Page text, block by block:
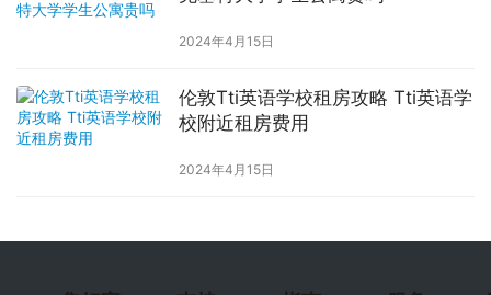
2024年4月15日
伦敦Tti英语学校租房攻略 Tti英语学
校附近租房费用
2024年4月15日